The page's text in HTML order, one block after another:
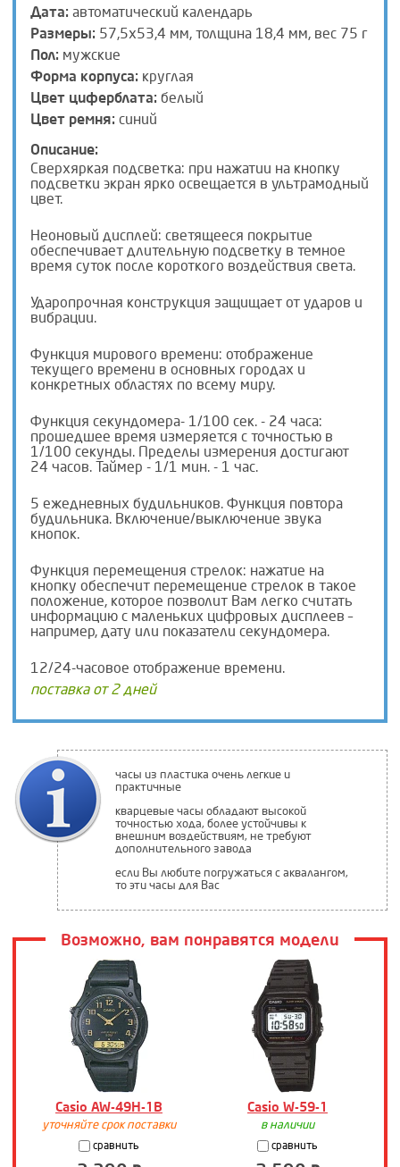
Дата: автоматический календарь
Размеры: 57,5x53,4 мм, толщина 18,4 мм, вес 75 г
Пол: мужские
Форма корпуса: круглая
Цвет циферблата: белый
Цвет ремня: синий
Описание:
Сверхяркая подсветка: при нажатии на кнопку
подсветки экран ярко освещается в ультрамодный
цвет.
Неоновый дисплей: светящееся покрытие
обеспечивает длительную подсветку в темное
время суток после короткого воздействия света.
Ударопрочная конструкция защищает от ударов и
вибрации.
Функция мирового времени: отображение
текущего времени в основных городах и
конкретных областях по всему миру.
Функция секундомера- 1/100 сек. - 24 часа:
прошедшее время измеряется с точностью в
1/100 секунды. Пределы измерения достигают
24 часов. Таймер - 1/1 мин. - 1 час.
5 ежедневных будильников. Функция повтора
будильника. Включение/выключение звука
кнопок.
Функция перемещения стрелок: нажатие на
кнопку обеспечит перемещение стрелок в такое
положение, которое позволит Вам легко считать
информацию с маленьких цифровых дисплеев –
например, дату или показатели секундомера.
12/24-часовое отображение времени.
поставка от 2 дней
часы из пластика очень легкие и
практичные
кварцевые часы обладают высокой
точностью хода, более устойчивы к
внешним воздействиям, не требуют
дополнительного завода
если Вы любите погружаться с аквалангом,
то эти часы для Вас
Возможно, вам понравятся модели
Casio AW-49H-1B Casio W-59-1
уточняйте срок поставки
сравнить
в наличии
сравнить